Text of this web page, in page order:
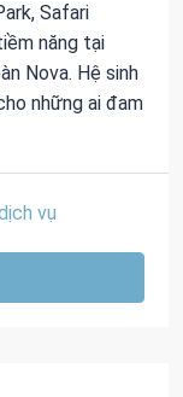
Safari
năng tại
Nova. Hệ sinh
những ai đam
vụ